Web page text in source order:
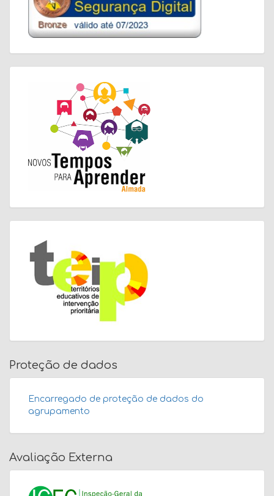
Proteção de dados
Encarregado de proteção de dados do
agrupamento
Avaliação Externa